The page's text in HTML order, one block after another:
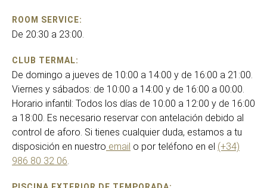
ROOM SERVICE:
De 20:30 a 23:00.
CLUB TERMAL:
De domingo a jueves de 10:00 a 14:00 y de 16:00 a 21:00.
Viernes y sábados: de 10:00 a 14:00 y de 16:00 a 00:00.
Horario infantil: Todos los días de 10:00 a 12:00 y de 16:00
a 18:00. Es necesario reservar con antelación debido al
control de aforo. Si tienes cualquier duda, estamos a tu
disposición en nuestro email o por teléfono en el (+34)
986 80 32 06.